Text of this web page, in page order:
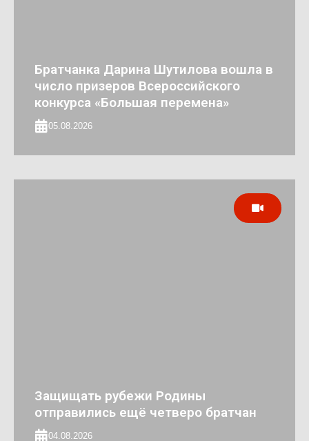
Братчанка Дарина Шутилова вошла в
число призеров Всероссийского
конкурса «Большая перемена»
05.08.2026
Защищать рубежи Родины
отправились ещё четверо братчан
04.08.2026